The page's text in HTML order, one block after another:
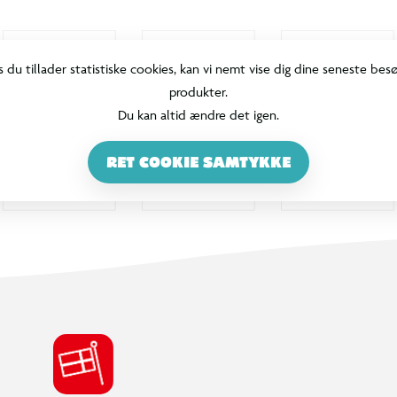
du tillader statistiske cookies, kan vi nemt vise dig dine seneste
produkter.
Du kan altid ændre det igen.
RET COOKIE SAMTYKKE